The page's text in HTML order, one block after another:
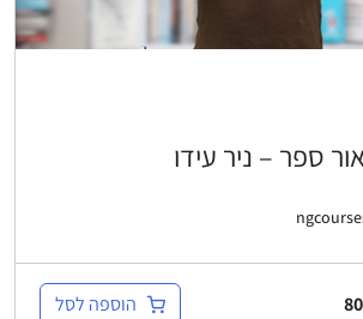
ספר – ניר עידו
הוספה לסל